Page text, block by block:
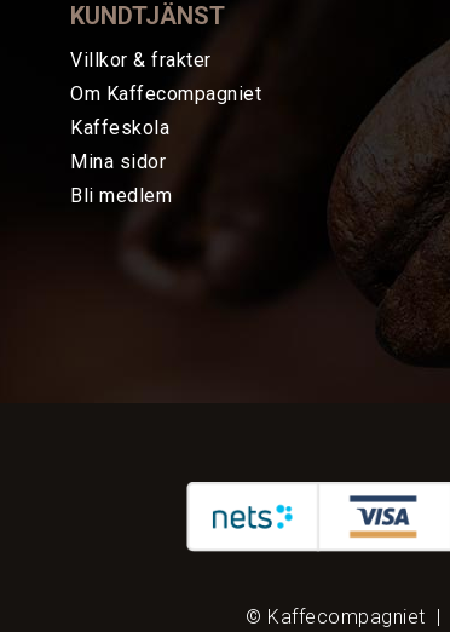
KUNDTJÄNST
Villkor & frakter
Om Kaffecompagniet
Kaffeskola
Mina sidor
Bli medlem
© Kaffecompagniet |